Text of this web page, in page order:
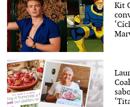
Kit